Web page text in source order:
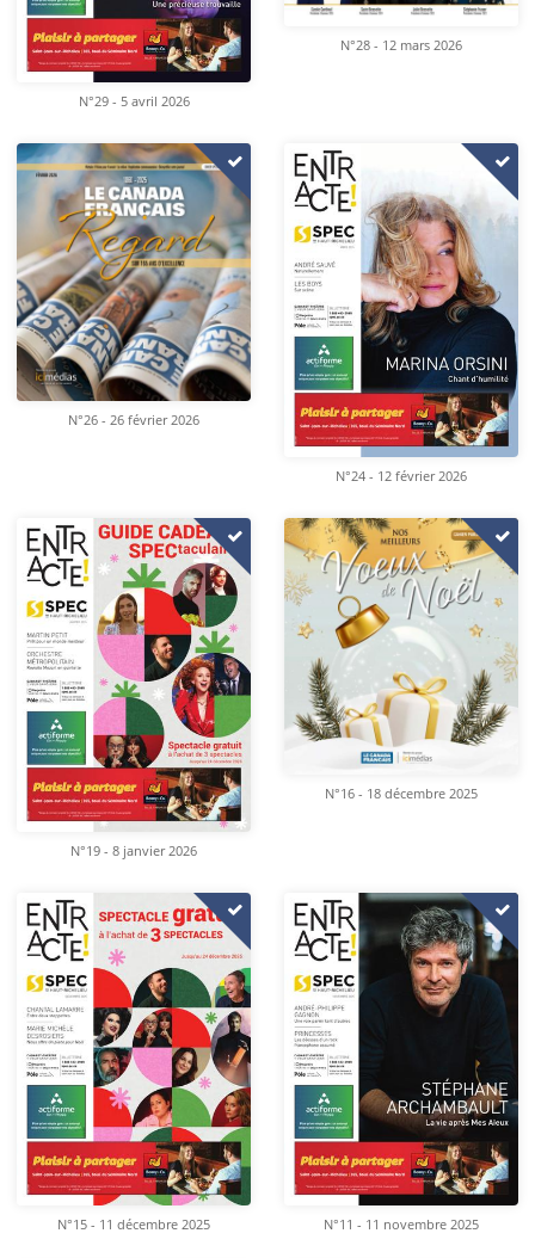
N°29 - 5 avril 2026
N°28 - 12 mars 2026
N°26 - 26 février 2026
N°24 - 12 février 2026
N°19 - 8 janvier 2026
N°16 - 18 décembre 2025
N°15 - 11 décembre 2025 N°11 - 11 novembre 2025